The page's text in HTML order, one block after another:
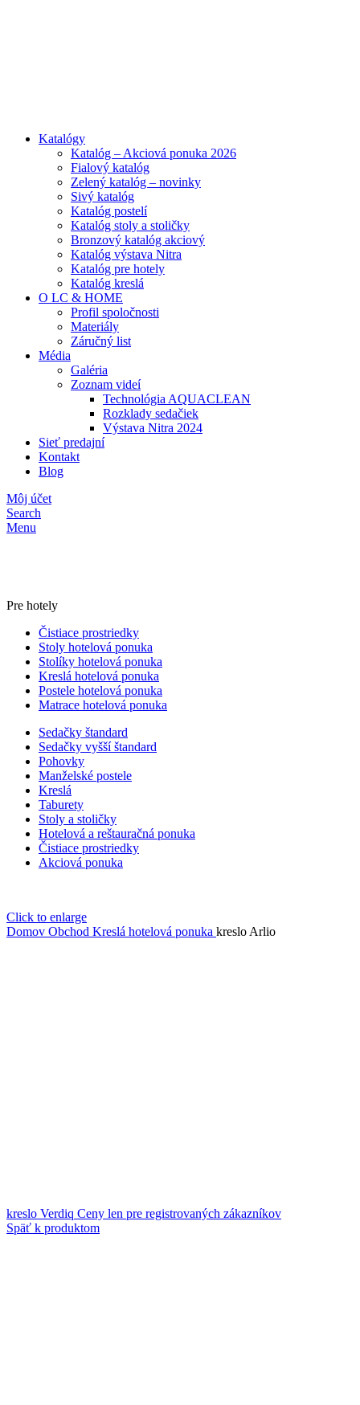
Katalógy
Katalóg – Akciová ponuka 2026
Fialový katalóg
Zelený katalóg – novinky
Sivý katalóg
Katalóg postelí
Katalóg stoly a stoličky
Bronzový katalóg akciový
Katalóg výstava Nitra
Katalóg pre hotely
Katalóg kreslá
O LC & HOME
Profil spoločnosti
Materiály
Záručný list
Média
Galéria
Zoznam videí
Technológia AQUACLEAN
Rozklady sedačiek
Výstava Nitra 2024
Sieť predajní
Kontakt
Blog
Môj účet
Search
Menu
Pre hotely
Čistiace prostriedky
Stoly hotelová ponuka
Stolíky hotelová ponuka
Kreslá hotelová ponuka
Postele hotelová ponuka
Matrace hotelová ponuka
Sedačky štandard
Sedačky vyšší štandard
Pohovky
Manželské postele
Kreslá
Taburety
Stoly a stoličky
Hotelová a reštauračná ponuka
Čistiace prostriedky
Akciová ponuka
Click to enlarge
Domov Obchod Kreslá hotelová ponuka kreslo Arlio
kreslo Verdiq Ceny len pre registrovaných zákazníkov
Späť k produktom